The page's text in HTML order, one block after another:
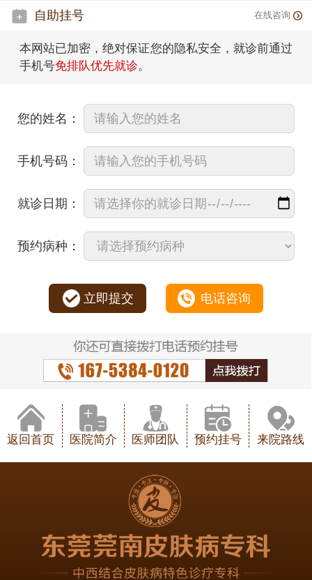
自助挂号 在线咨询
本网站已加密，绝对保证您的隐私安全，就诊前通过
手机号免排队优先就诊。
您的姓名：
手机号码：
就诊日期：
预约病种：
立即提交 电话咨询
返回首页 医院简介 医师团队 预约挂号 来院路线